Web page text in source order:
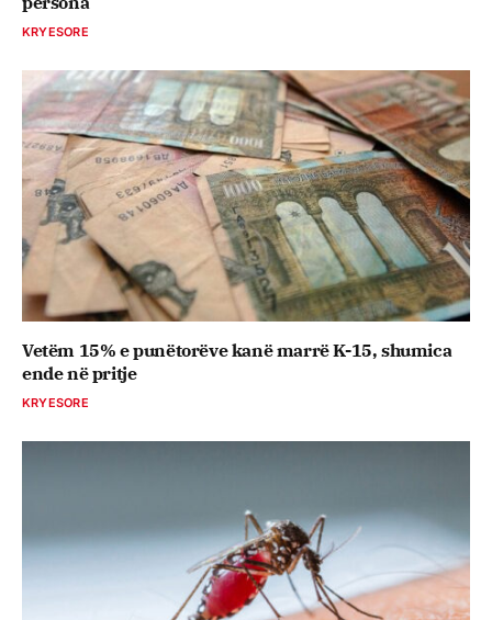
KRYESORE
Vetëm 15% e punëtorëve kanë marrë K-15, shumica
ende në pritje
KRYESORE